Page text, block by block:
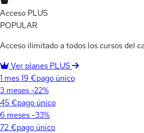
Acceso PLUS
POPULAR
Acceso ilimitado a todos los cursos del
Ver planes PLUS
1 mes19 €pago único
3 meses -22%
45 €pago único
6 meses -33%
72 €pago único